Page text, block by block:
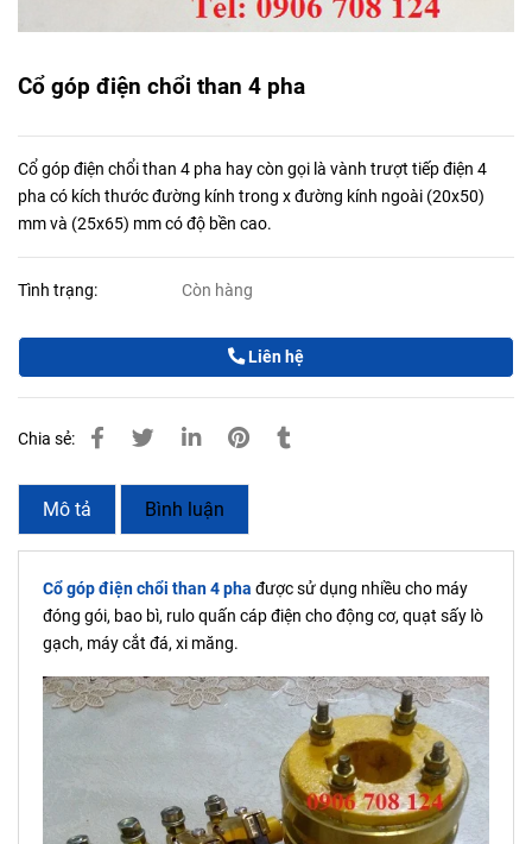
Cổ góp điện chổi than 4 pha
Cổ góp điện chổi than 4 pha hay còn gọi là vành trượt tiếp điện 4
pha có kích thước đường kính trong x đường kính ngoài (20x50)
mm và (25x65) mm có độ bền cao.
Tình trạng: Còn hàng
Liên hệ
Chia sẻ:
Mô tả Bình luận
Cổ góp điện chổi than 4 pha được sử dụng nhiều cho máy
đóng gói, bao bì, rulo quấn cáp điện cho động cơ, quạt sấy lò
gạch, máy cắt đá, xi măng.